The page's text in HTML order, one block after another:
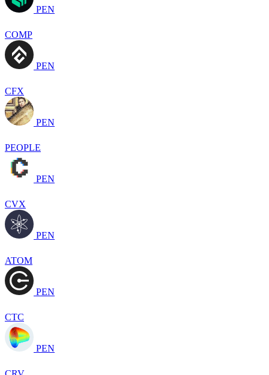
PEN
COMP
PEN
CFX
PEN
PEOPLE
PEN
CVX
PEN
ATOM
PEN
CTC
PEN